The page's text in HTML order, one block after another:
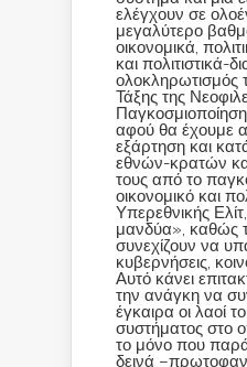
ελέγχουν σε
μεγαλύτερο
οικονομικά,
και πολιτιστικά-
ολοκληρωτισμός
Τάξης της
αφού θα έχουμε
εξάρτηση και
εθνών-κρατών
τους από το
οικονομικό και
Υπερεθνικής
μανδύα», καθώς
συνεχίζουν να
κυβερνήσεις,
Αυτό κάνει
την ανάγκη να
έγκαιρα οι λαοί
συστήματος στο
το μόνο που
δεινά